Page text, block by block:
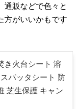
通販などで色々と
方がいいかもです
き火台シート 溶
パッタシート 防
芝生保護 キャン